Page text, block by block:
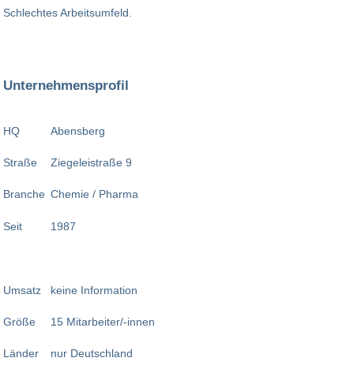
Schlechtes Arbeitsumfeld.
Unternehmensprofil
HQ
Straße
Branche
Seit
Umsatz
Größe
Länder
Abensberg
Ziegeleistraße 9
Chemie / Pharma
1987
keine Information
15 Mitarbeiter/-innen
nur Deutschland